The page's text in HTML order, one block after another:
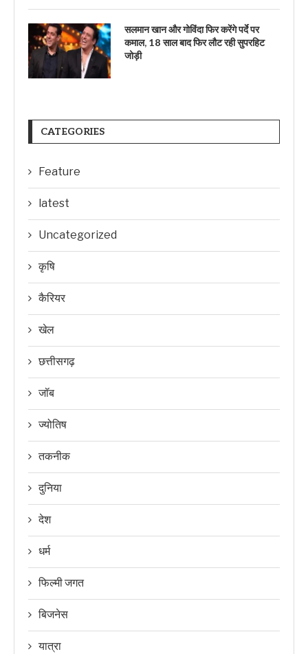
सलमान खान और गोविंदा फिर करेंगे पर्दे पर
कमाल, 18 साल बाद फिर लौट रही सुपरहिट
जोड़ी
CATEGORIES
Feature
latest
Uncategorized
कृषि
कैरियर
खेल
छत्तीसगढ़
जॉब
ज्योतिष
तकनीक
दुनिया
देश
धर्म
फिल्मी जगत
बिजनेस
यात्रा